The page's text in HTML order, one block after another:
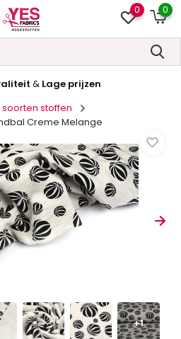
0 0
& Lage prijzen
soorten stoffen
Creme Melange
+1